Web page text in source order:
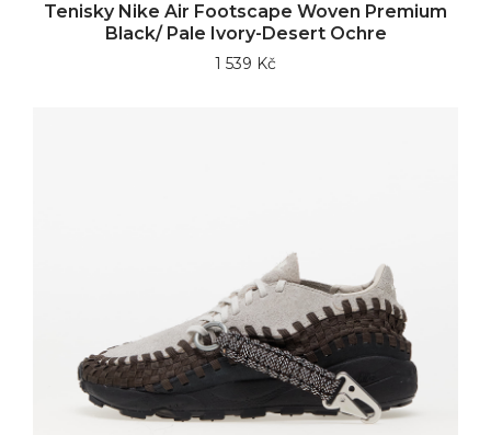
Tenisky Nike Air Footscape Woven Premium
Black/ Pale Ivory-Desert Ochre
1 539 Kč